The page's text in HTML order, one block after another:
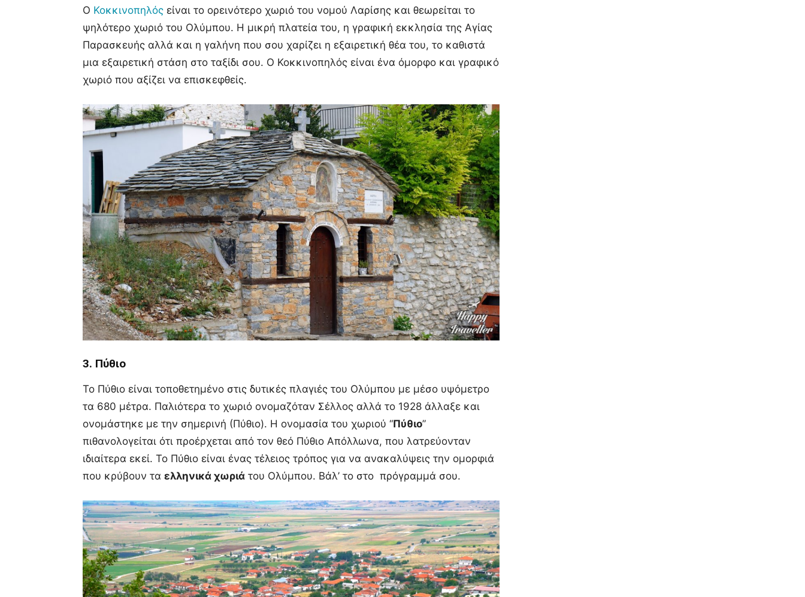
Ο Κοκκινοπηλός είναι το ορεινότερο χωριό του νομού Λαρίσης και θεωρείται το
ψηλότερο χωριό του Ολύμπου. Η μικρή πλατεία του, η γραφική εκκλησία της Αγίας
Παρασκευής αλλά και η γαλήνη που σου χαρίζει η εξαιρετική θέα του, το καθιστά
μια εξαιρετική στάση στο ταξίδι σου. Ο Κοκκινοπηλός είναι ένα όμορφο και γραφικό
χωριό που αξίζει να επισκεφθείς.
3. Πύθιο
Το Πύθιο είναι τοποθετημένο στις δυτικές πλαγιές του Ολύμπου με μέσο υψόμετρο
τα 680 μέτρα. Παλιότερα το χωριό ονομαζόταν Σέλλος αλλά το 1928 άλλαξε και
ονομάστηκε με την σημερινή (Πύθιο). Η ονομασία του χωριού “Πύθιο”
πιθανολογείται ότι προέρχεται από τον θεό Πύθιο Απόλλωνα, που λατρεύονταν
ιδιαίτερα εκεί. Το Πύθιο είναι ένας τέλειος τρόπος για να ανακαλύψεις την ομορφιά
που κρύβουν τα ελληνικά χωριά του Ολύμπου. Βάλ’ το στο πρόγραμμά σου.